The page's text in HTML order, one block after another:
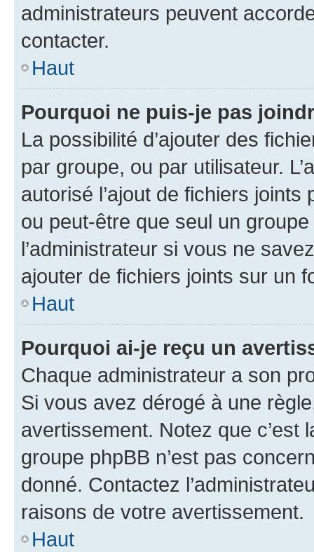
administrateurs peuvent
contacter.
Haut
Pourquoi ne puis-je pas
La possibilité d’ajouter des
par groupe, ou par utilisateur.
autorisé l’ajout de fichiers
ou peut-être que seul un
l’administrateur si vous ne
ajouter de fichiers joints sur un
Haut
Pourquoi ai-je reçu un
Chaque administrateur a son
Si vous avez dérogé à une
avertissement. Notez que c’est
groupe phpBB n’est pas
donné. Contactez
raisons de votre avertissement.
Haut